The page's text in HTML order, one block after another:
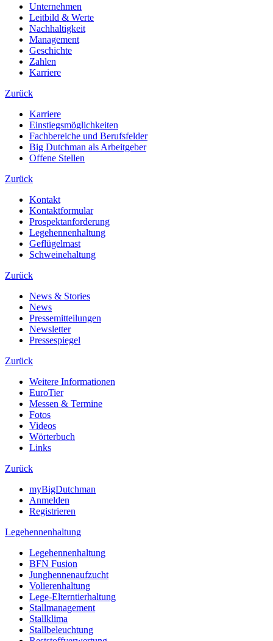
Unternehmen
Leitbild & Werte
Nachhaltigkeit
Management
Geschichte
Zahlen
Karriere
Zurück
Karriere
Einstiegsmöglichkeiten
Fachbereiche und Berufsfelder
Big Dutchman als Arbeitgeber
Offene Stellen
Zurück
Kontakt
Kontaktformular
Prospektanforderung
Legehennenhaltung
Geflügelmast
Schweinehaltung
Zurück
News & Stories
News
Pressemitteilungen
Newsletter
Pressespiegel
Zurück
Weitere Informationen
EuroTier
Messen & Termine
Fotos
Videos
Wörterbuch
Links
Zurück
myBigDutchman
Anmelden
Registrieren
Legehennenhaltung
Legehennenhaltung
BFN Fusion
Junghennenaufzucht
Volierenhaltung
Lege-Elterntierhaltung
Stallmanagement
Stallklima
Stallbeleuchtung